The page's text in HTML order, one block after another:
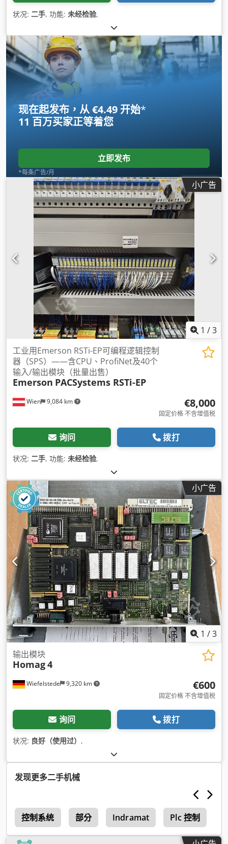
状况: 二手, 功能: 未经检验,
现在起发布，从 €4.49 开始*
11 百万买家正等着您
立即发布
*每条广告/月
小广告
1 /3
Wien 9,084 km
工业用Emerson RSTi-EP可编程逻辑控制
器（SPS）——含CPU、ProfiNet及40个
输入/输出模块（批量出售）
Emerson PACSystems RSTi-EP
€8,000
固定价格 不含增值税
询问 拨打
状况: 二手, 功能: 未经检验,
小广告
1 /3
Wiefelstede 9,320 km
输出模块
Homag4
€600
固定价格 不含增值税
询问 拨打
状况: 良好（使用过） ,
发现更多二手机械
控制系统 部分 Indramat Plc 控制